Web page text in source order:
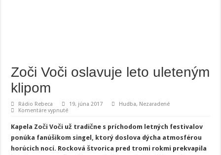
Zoči Voči oslavuje leto uleteným
klipom
Rádio Rebeca 19. júna 2017 Hudba, Nezaradené
Komentáre vypnuténa
Voči
oslavuje
leto
uleteným
klipom
Kapela Zoči Voči už tradične s príchodom letných festivalov
ponúka fanúšikom singel, ktorý doslova dýcha atmosférou
horúcich nocí. Rocková štvorica pred tromi rokmi prekvapila